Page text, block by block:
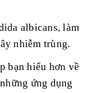
albicans, làm
nhiễm trùng.
bạn hiểu hơn về
ứng dụng